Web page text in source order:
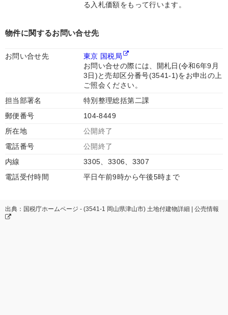
る入札価額をもって行います。
物件に関するお問い合せ先
お問い合せ先
東京 国税局
お問い合せの際には、開札日(令和6年9月
3日)と売却区分番号(3541-1)をお申出の上
ご照会ください。
担当部署名
特別整理総括第二課
郵便番号
104-8449
所在地
公開終了
電話番号
公開終了
内線
3305、3306、3307
電話受付時間
平日午前9時から午後5時まで
出典：国税庁ホームページ - (3541-1 岡山県津山市) 土地付建物詳細 | 公売情報